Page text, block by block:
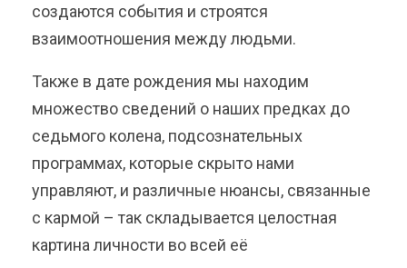
создаются события и строятся
взаимоотношения между людьми.
Также в дате рождения мы находим
множество сведений о наших предках до
седьмого колена, подсознательных
программах, которые скрыто нами
управляют, и различные нюансы, связанные
с кармой – так складывается целостная
картина личности во всей её